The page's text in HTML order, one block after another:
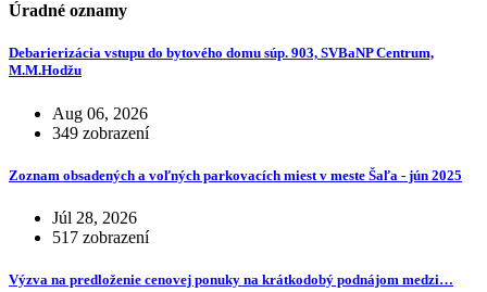
Úradné oznamy
Debarierizácia vstupu do bytového domu súp. 903, SVBaNP Centrum,
M.M.Hodžu
Aug 06, 2026
349 zobrazení
Zoznam obsadených a voľných parkovacích miest v meste Šaľa - jún 2025
Júl 28, 2026
517 zobrazení
Výzva na predloženie cenovej ponuky na krátkodobý podnájom medzi…